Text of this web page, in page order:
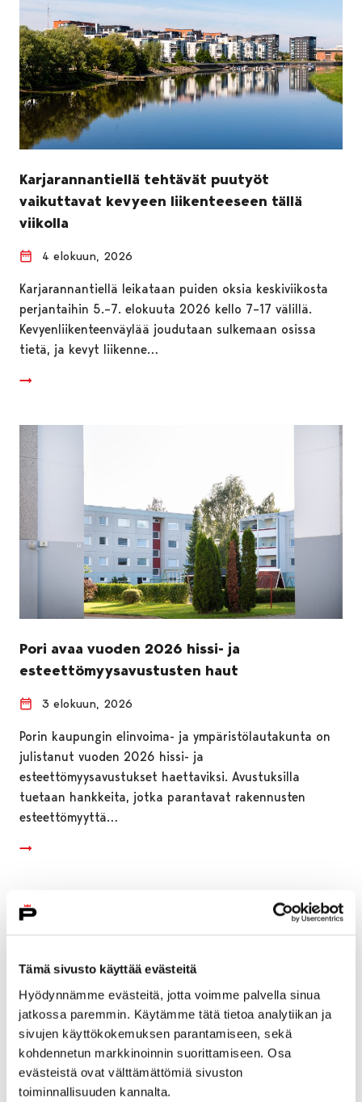
Tämä sivusto käyttää evästeitä
Hyödynnämme evästeitä, jotta voimme palvella sinua
jatkossa paremmin. Käytämme tätä tietoa analytiikan ja
sivujen käyttökokemuksen parantamiseen, sekä
kohdennetun markkinoinnin suorittamiseen. Osa
evästeistä ovat välttämättömiä sivuston
toiminnallisuuden kannalta.
Karjarannantiellä tehtävät puutyöt
vaikuttavat kevyeen liikenteeseen tällä
viikolla
4 elokuun, 2026
Karjarannantiellä leikataan puiden oksia keskiviikosta
perjantaihin 5.–7. elokuuta 2026 kello 7–17 välillä.
Kevyenliikenteenväylää joudutaan sulkemaan osissa
tietä, ja kevyt liikenne…
Pori avaa vuoden 2026 hissi- ja
esteettömyysavustusten haut
3 elokuun, 2026
Porin kaupungin elinvoima- ja ympäristölautakunta on
julistanut vuoden 2026 hissi- ja
esteettömyysavustukset haettaviksi. Avustuksilla
tuetaan hankkeita, jotka parantavat rakennusten
esteettömyyttä…